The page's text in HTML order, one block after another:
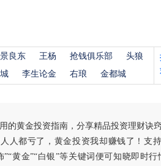
景良东 王杨 抢钱俱乐部
头狼
李生论金 右琅 金都城
的黄金投资指南，分享精品投资理财诀
人都亏了，黄金投资我却赚钱了！支
”“黄金”“白银”等关键词便可知晓即时